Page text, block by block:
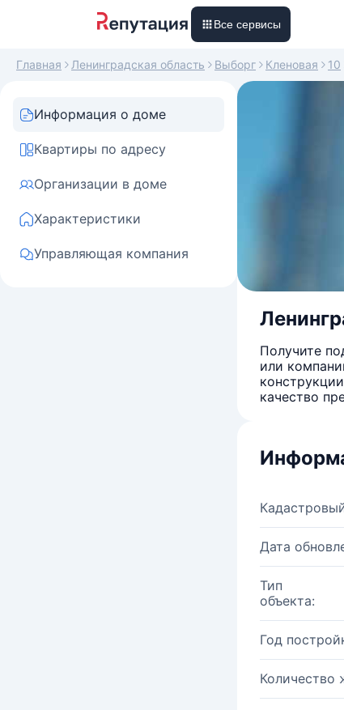
Все сервисы
Главная Ленинградская область Выборг Кленовая 10
Информация о доме
Квартиры по адресу
Организации в доме
Характеристики
Управляющая компания
Получите
или
качество
Дата
Тип
объекта:
Год